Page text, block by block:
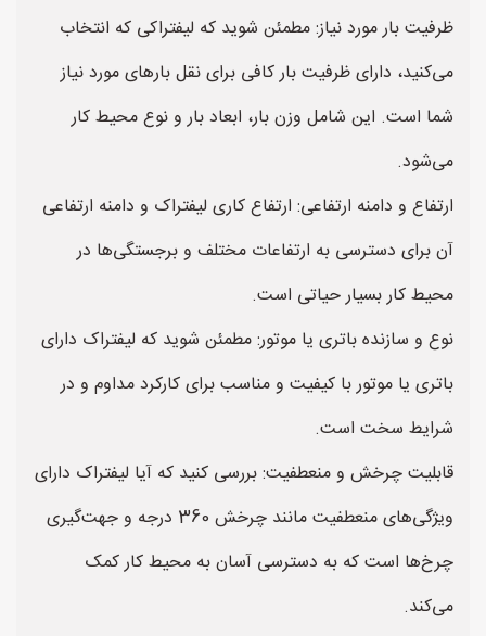
ظرفیت بار مورد نیاز: مطمئن شوید که لیفتراکی که انتخاب
می‌کنید، دارای ظرفیت بار کافی برای نقل بارهای مورد نیاز
شما است. این شامل وزن بار، ابعاد بار و نوع محیط کار
می‌شود.
ارتفاع و دامنه ارتفاعی: ارتفاع کاری لیفتراک و دامنه ارتفاعی
آن برای دسترسی به ارتفاعات مختلف و برجستگی‌ها در
محیط کار بسیار حیاتی است.
نوع و سازنده باتری یا موتور: مطمئن شوید که لیفتراک دارای
باتری یا موتور با کیفیت و مناسب برای کارکرد مداوم و در
شرایط سخت است.
قابلیت چرخش و منعطفیت: بررسی کنید که آیا لیفتراک دارای
ویژگی‌های منعطفیت مانند چرخش 360 درجه و جهت‌گیری
چرخ‌ها است که به دسترسی آسان به محیط کار کمک
می‌کند.